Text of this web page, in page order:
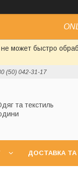
может быстро
(50) 042-31-17
та текстиль
ДОСТАВКА